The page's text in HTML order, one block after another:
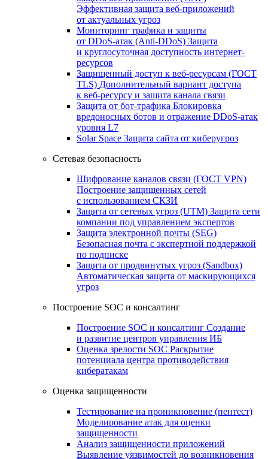
Эффективная защита веб-приложений
от актуальных угроз
Мониторинг трафика и защиты
от DDoS‑атак (Anti‑DDoS) Защита
и круглосуточная доступность интернет-
ресурсов
Защищенный доступ к веб-ресурсам (ГОСТ
TLS) Дополнительный вариант доступа
к веб‑ресурсу и защита канала связи
Защита от бот‑трафика Блокировка
вредоносных ботов и отражение DDoS‑атак
уровня L7
Solar Space Защита сайта от киберугроз
Сетевая безопасность
Шифрование каналов связи (ГОСТ VPN)
Построение защищенных сетей
с использованием СКЗИ
Защита от сетевых угроз (UTM) Защита сети
компании под управлением экспертов
Защита электронной почты (SEG)
Безопасная почта с экспертной поддержкой
по подписке
Защита от продвинутых угроз (Sandbox)
Автоматическая защита от маскирующихся
угроз
Построение SOC и консалтинг
Построение SOC и консалтинг Создание
и развитие центров управления ИБ
Оценка зрелости SOC Раскрытие
потенциала центра противодействия
кибератакам
Оценка защищенности
Тестирование на проникновение (пентест)
Моделирование атак для оценки
защищенности
Анализ защищенности приложений
Выявление уязвимостей до возникновения